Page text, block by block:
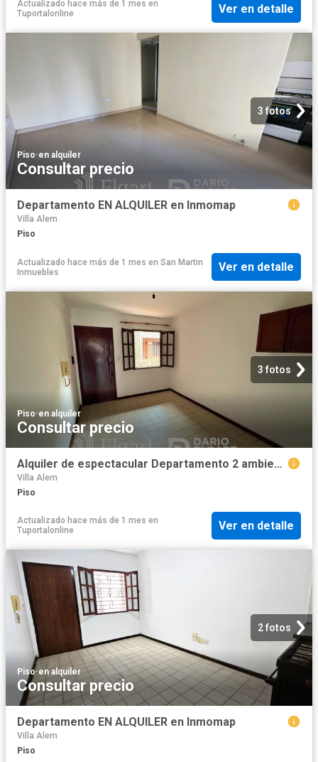
Actualizado hace más de 1 mes en
Tuportalonline
Ver en detalle
3 fotos
Piso·en alquiler
Consultar precio
Departamento EN ALQUILER en Inmomap
Villa Alem
Piso
Actualizado hace más de 1 mes en San Martin
Inmuebles
Ver en detalle
3 fotos
Piso·en alquiler
Consultar precio
Alquiler de espectacular Departamento 2 ambientes en San Miguel de Tucumán
Villa Alem
Piso
Actualizado hace más de 1 mes en
Tuportalonline
Ver en detalle
2 fotos
Piso·en alquiler
Consultar precio
Departamento EN ALQUILER en Inmomap
Villa Alem
Piso